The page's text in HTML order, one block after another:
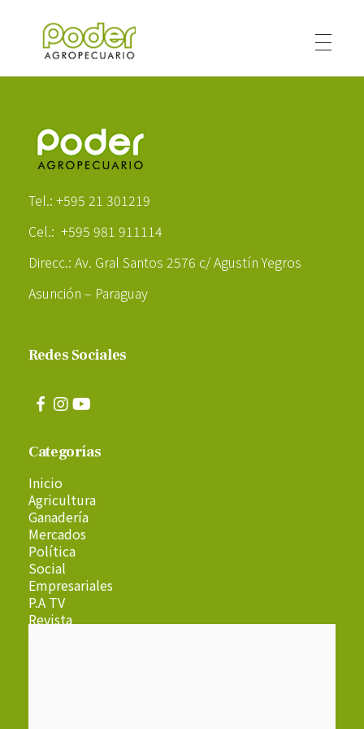
Tel.: +595 21 301219
Cel.: +595 981 911114
Direcc.: Av. Gral Santos 2576 c/ Agustín Yegros
Asunción – Paraguay
Redes Sociales
Categorías
Inicio
Agricultura
Ganadería
Mercados
Política
Social
Empresariales
P.A TV
Revista